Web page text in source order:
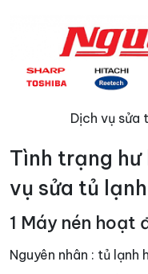
Dịch vụ sửa
Tình trạng
vụ sửa tủ
1 Máy nén hoạt
Nguyên nhân : tủ